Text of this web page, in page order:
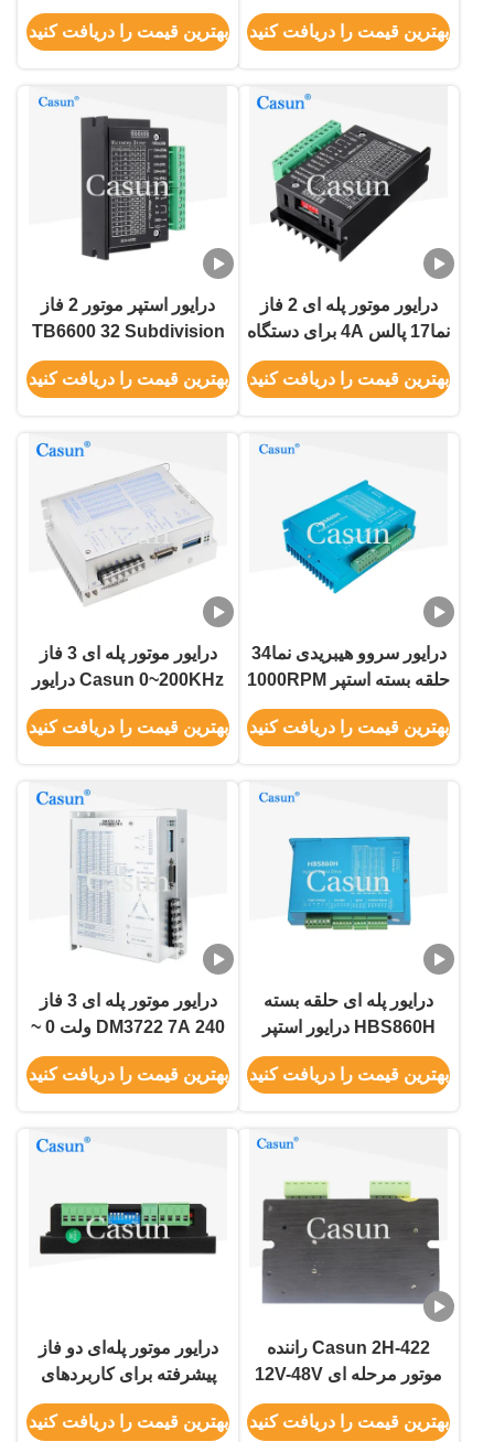
Step برای موتور پله ای با
رمزگذار
بهترین قیمت را دریافت کنید
0~200KHz برای NEMA
34
بهترین قیمت را دریافت کنید
درایور موتور پله ای 2 فاز
نما17 پالس 4A برای دستگاه
حکاکی CNC
بهترین قیمت را دریافت کنید
درایور استپر موتور 2 فاز
TB6600 32 Subdivision
3D Printer Stepper
Driver
بهترین قیمت را دریافت کنید
درایور سروو هیبریدی نما34
حلقه بسته استپر 1000RPM
بهترین قیمت را دریافت کنید
درایور موتور پله ای 3 فاز
Casun 0~200KHz درایور
موتور پله ای نما 34
بهترین قیمت را دریافت کنید
درایور پله ای حلقه بسته
HBS860H درایور استپر
موتور Casun NEMA 34
بهترین قیمت را دریافت کنید
درایور موتور پله ای 3 فاز
DM3722 7A 240 ولت 0 ~
200 کیلوهرتز با NEMA 34
بهترین قیمت را دریافت کنید
Casun 2H-422 راننده
موتور مرحله ای 12V-48V
DC 2.2A ارتعاش کم
بهترین قیمت را دریافت کنید
درایور موتور پله‌ای دو فاز
پیشرفته برای کاربردهای
سرعت و دقت
بهترین قیمت را دریافت کنید